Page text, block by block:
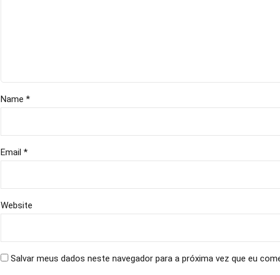
Name *
Email *
Website
Salvar meus dados neste navegador para a próxima vez que eu